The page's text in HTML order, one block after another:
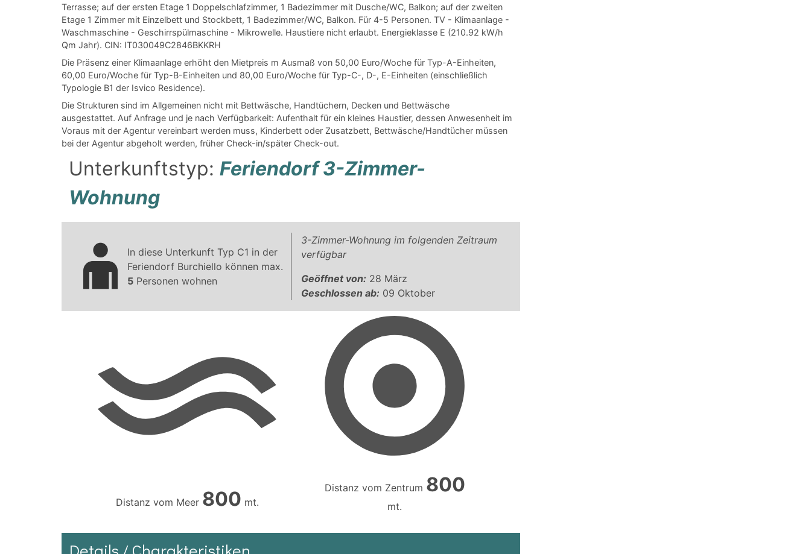
Terrasse; auf der ersten Etage 1 Doppelschlafzimmer, 1 Badezimmer mit Dusche/WC, Balkon; auf der zweiten
Etage 1 Zimmer mit Einzelbett und Stockbett, 1 Badezimmer/WC, Balkon. Für 4-5 Personen. TV - Klimaanlage -
Waschmaschine - Geschirrspülmaschine - Mikrowelle. Haustiere nicht erlaubt. Energieklasse E (210.92 kW/h
Qm Jahr). CIN: IT030049C2846BKKRH
Die Präsenz einer Klimaanlage erhöht den Mietpreis m Ausmaß von 50,00 Euro/Woche für Typ-A-Einheiten,
60,00 Euro/Woche für Typ-B-Einheiten und 80,00 Euro/Woche für Typ-C-, D-, E-Einheiten (einschließlich
Typologie B1 der Isvico Residence).
Die Strukturen sind im Allgemeinen nicht mit Bettwäsche, Handtüchern, Decken und Bettwäsche
ausgestattet. Auf Anfrage und je nach Verfügbarkeit: Aufenthalt für ein kleines Haustier, dessen Anwesenheit im
Voraus mit der Agentur vereinbart werden muss, Kinderbett oder Zusatzbett, Bettwäsche/Handtücher müssen
bei der Agentur abgeholt werden, früher Check-in/später Check-out.
Unterkunftstyp: Feriendorf 3-Zimmer-
Wohnung
In diese Unterkunft Typ C1 in der
Feriendorf Burchiello können max.
5 Personen wohnen
3-Zimmer-Wohnung im folgenden Zeitraum
verfügbar
Geöffnet von: 28 März
Geschlossen ab: 09 Oktober
Distanz vom Meer 800 mt.
Distanz vom Zentrum 800
mt.